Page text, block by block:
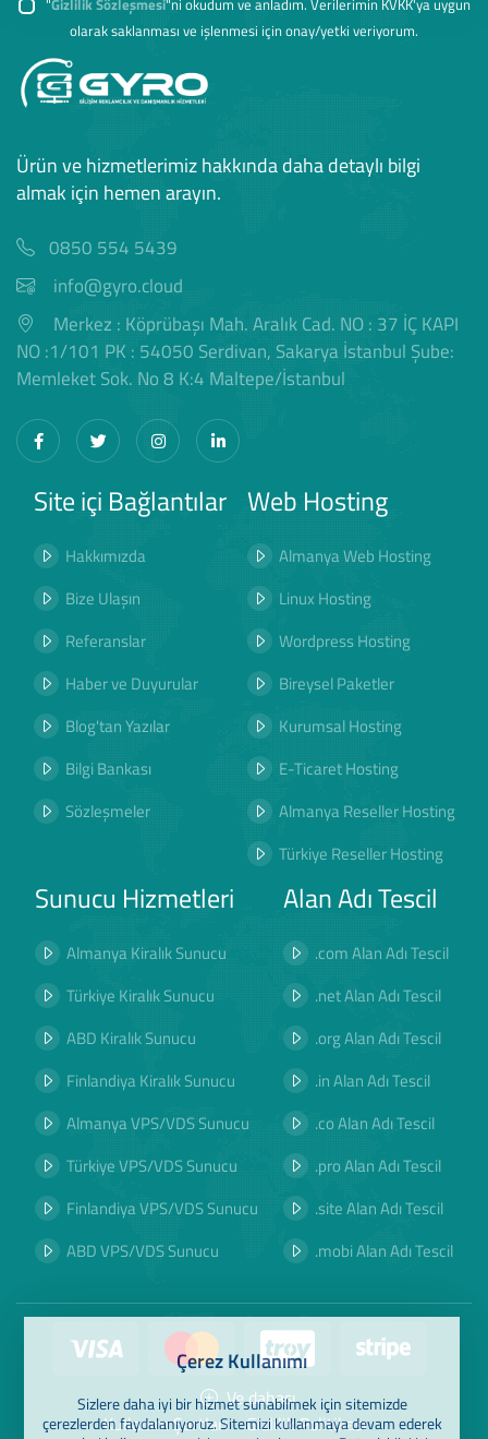
"Gizlilik Sözleşmesi"ni okudum ve anladım. Verilerimin KVKK'ya uygun
olarak saklanması ve işlenmesi için onay/yetki veriyorum.
Ürün ve hizmetlerimiz hakkında daha detaylı bilgi
almak için hemen arayın.
0850 554 5439
info@gyro.cloud
Merkez : Köprübaşı Mah. Aralık Cad. NO : 37 İÇ KAPI
NO :1/101 PK : 54050 Serdivan, Sakarya İstanbul Şube:
Memleket Sok. No 8 K:4 Maltepe/İstanbul
Site içi Bağlantılar
Hakkımızda
Bize Ulaşın
Referanslar
Haber ve Duyurular
Blog'tan Yazılar
Bilgi Bankası
Sözleşmeler
Web Hosting
Almanya Web Hosting
Linux Hosting
Wordpress Hosting
Bireysel Paketler
Kurumsal Hosting
E-Ticaret Hosting
Almanya Reseller Hosting
Türkiye Reseller Hosting
Sunucu Hizmetleri
Almanya Kiralık Sunucu
Türkiye Kiralık Sunucu
ABD Kiralık Sunucu
Finlandiya Kiralık Sunucu
Almanya VPS/VDS Sunucu
Türkiye VPS/VDS Sunucu
Finlandiya VPS/VDS Sunucu
ABD VPS/VDS Sunucu
Alan Adı Tescil
.com Alan Adı Tescil
.net Alan Adı Tescil
.org Alan Adı Tescil
.in Alan Adı Tescil
.co Alan Adı Tescil
.pro Alan Adı Tescil
.site Alan Adı Tescil
.mobi Alan Adı Tescil
Ve dahası
Kullanım Şartları
Gizlilik Politikası
Çerez Kullanımı
Sizlere daha iyi bir hizmet sunabilmek için sitemizde
çerezlerden faydalanıyoruz. Sitemizi kullanmaya devam ederek